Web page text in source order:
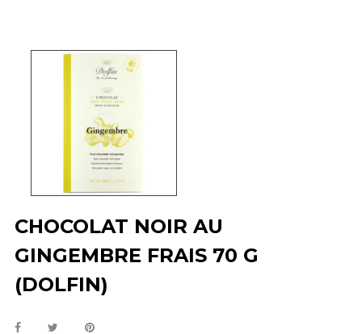
CHOCOLAT NOIR AU
GINGEMBRE FRAIS 70 G
(DOLFIN)